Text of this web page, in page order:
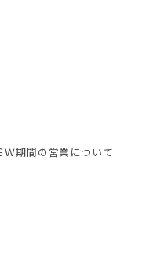
Ｗ期間の営業について